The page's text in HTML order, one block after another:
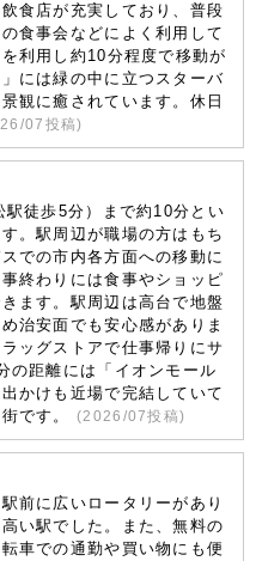
食店が充実しており、普段
食事会などによく利用して
利用し約10分程度で移動が
には緑の中に立つスターバ
観に癒されています。休日
07 投稿)
徒歩5分）まで約10分とい
。駅周辺が職場の方はもち
での市内各方面への移動に
終わりには食事やショッピ
ます。駅周辺は高台で地盤
治安面でも安心感がありま
ッグストアで仕事帰りにサ
の距離には「イオンモール
かけも近場で完結していて
です。
(2026/07投稿)
前に広いロータリーがあり
い駅でした。また、無料の
車での通勤や買い物にも便